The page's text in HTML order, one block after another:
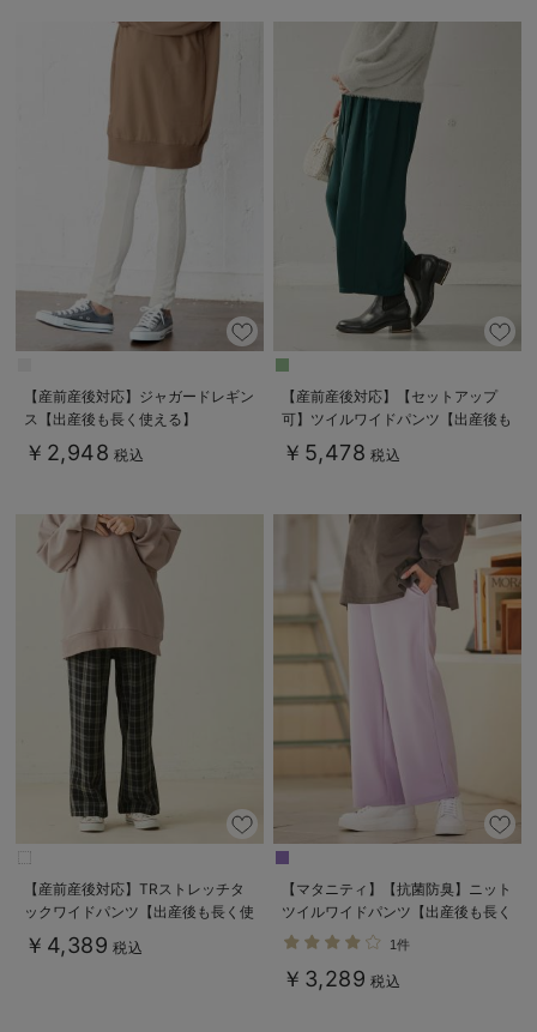
【産前産後対応】ジャガードレギン
ス【出産後も長く使える】
￥2,948 税込
【産前産後対応】【セットアップ
可】ツイルワイドパンツ【出産後も
長く使える】
￥5,478 税込
【産前産後対応】TRストレッチタ
ックワイドパンツ【出産後も長く使
える】
￥4,389 税込
【マタニティ】【抗菌防臭】ニット
ツイルワイドパンツ【出産後も長く
使える】
1件
￥3,289 税込